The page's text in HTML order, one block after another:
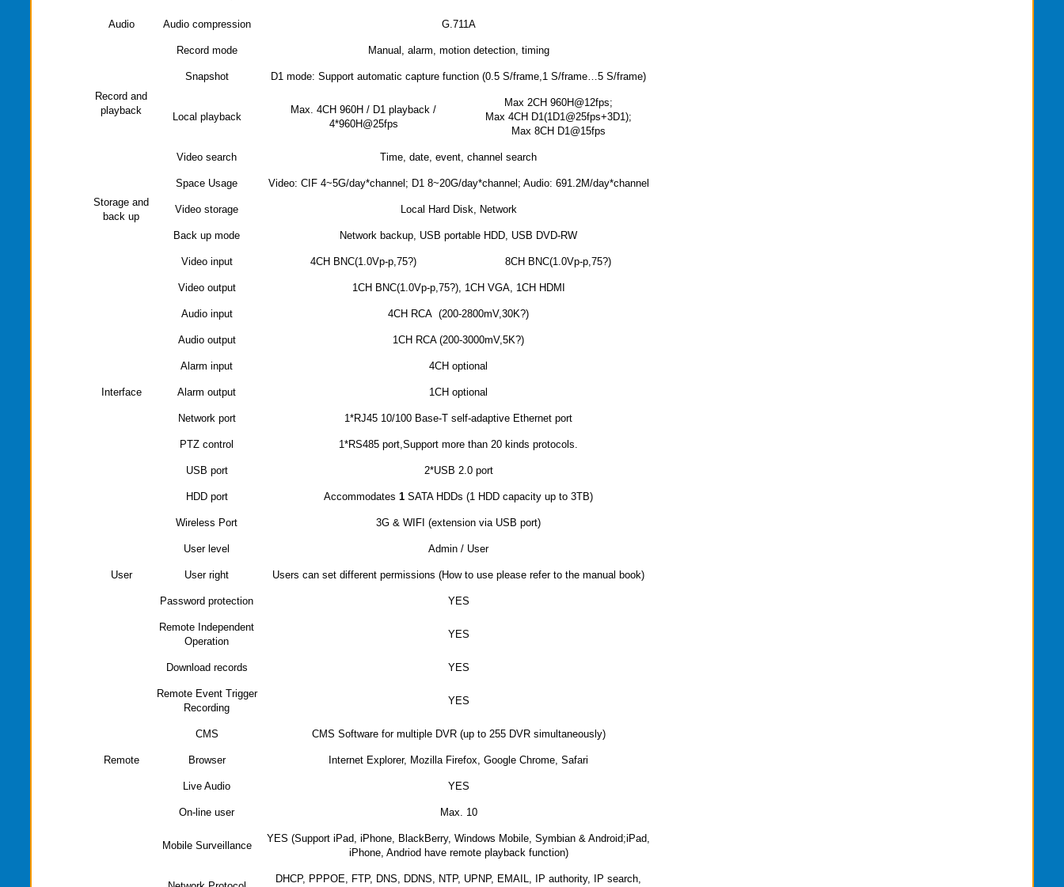
Audio Audio compression G.711A
Record and
playback
Record mode Manual, alarm, motion detection, timing
Snapshot D1 mode: Support automatic capture function (0.5 S/frame,1 S/frame…5 S/frame)
Local playback
Max. 4CH 960H / D1 playback /
4*960H@25fps
Max 2CH 960H@12fps;
Max 4CH D1(1D1@25fps+3D1);
Max 8CH D1@15fps
Video search Time, date, event, channel search
Storage and
back up
Space Usage Video: CIF 4~5G/day*channel; D1 8~20G/day*channel; Audio: 691.2M/day*channel
Video storage Local Hard Disk, Network
Back up mode Network backup, USB portable HDD, USB DVD-RW
Interface
Video input 4CH BNC(1.0Vp-p,75?) 8CH BNC(1.0Vp-p,75?)
Video output 1CH BNC(1.0Vp-p,75?), 1CH VGA, 1CH HDMI
Audio input 4CH RCA (200-2800mV,30K?)
Audio output 1CH RCA (200-3000mV,5K?)
Alarm input 4CH optional
Alarm output 1CH optional
Network port 1*RJ45 10/100 Base-T self-adaptive Ethernet port
PTZ control 1*RS485 port,Support more than 20 kinds protocols.
USB port 2*USB 2.0 port
HDD port Accommodates 1 SATA HDDs (1 HDD capacity up to 3TB)
Wireless Port 3G & WIFI (extension via USB port)
User
User level Admin / User
User right Users can set different permissions (How to use please refer to the manual book)
Password protection YES
Remote
Remote Independent
Operation
YES
Download records YES
Remote Event Trigger
Recording
YES
CMS CMS Software for multiple DVR (up to 255 DVR simultaneously)
Browser Internet Explorer, Mozilla Firefox, Google Chrome, Safari
Live Audio YES
On-line user Max. 10
Mobile Surveillance
YES (Support iPad, iPhone, BlackBerry, Windows Mobile, Symbian & Android;iPad,
iPhone, Andriod have remote playback function)
DHCP, PPPOE, FTP, DNS, DDNS, NTP, UPNP, EMAIL, IP authority, IP search,